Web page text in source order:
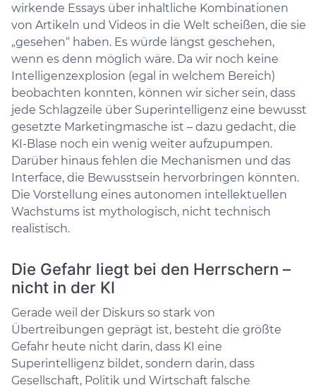
wirkende Essays über inhaltliche Kombinationen
von Artikeln und Videos in die Welt scheißen, die sie
„gesehen“ haben. Es würde längst geschehen,
wenn es denn möglich wäre. Da wir noch keine
Intelligenzexplosion (egal in welchem Bereich)
beobachten konnten, können wir sicher sein, dass
jede Schlagzeile über Superintelligenz eine bewusst
gesetzte Marketingmasche ist – dazu gedacht, die
KI-Blase noch ein wenig weiter aufzupumpen.
Darüber hinaus fehlen die Mechanismen und das
Interface, die Bewusstsein hervorbringen könnten.
Die Vorstellung eines autonomen intellektuellen
Wachstums ist mythologisch, nicht technisch
realistisch.
Die Gefahr liegt bei den Herrschern –
nicht in der KI
Gerade weil der Diskurs so stark von
Übertreibungen geprägt ist, besteht die größte
Gefahr heute nicht darin, dass KI eine
Superintelligenz bildet, sondern darin, dass
Gesellschaft, Politik und Wirtschaft falsche